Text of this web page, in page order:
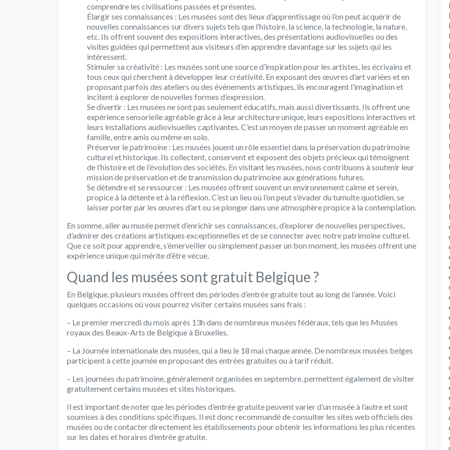
comprendre les civilisations passées et présentes.
Élargir ses connaissances : Les musées sont des lieux d’apprentissage où l’on peut acquérir de
nouvelles connaissances sur divers sujets tels que l’histoire, la science, la technologie, la nature,
etc. Ils offrent souvent des expositions interactives, des présentations audiovisuelles ou des
visites guidées qui permettent aux visiteurs d’en apprendre davantage sur les sujets qui les
intéressent.
Stimuler sa créativité : Les musées sont une source d’inspiration pour les artistes, les écrivains et
tous ceux qui cherchent à développer leur créativité. En exposant des œuvres d’art variées et en
proposant parfois des ateliers ou des événements artistiques, ils encouragent l’imagination et
incitent à explorer de nouvelles formes d’expression.
Se divertir : Les musées ne sont pas seulement éducatifs, mais aussi divertissants. Ils offrent une
expérience sensorielle agréable grâce à leur architecture unique, leurs expositions interactives et
leurs installations audiovisuelles captivantes. C’est un moyen de passer un moment agréable en
famille, entre amis ou même en solo.
Préserver le patrimoine : Les musées jouent un rôle essentiel dans la préservation du patrimoine
culturel et historique. Ils collectent, conservent et exposent des objets précieux qui témoignent
de l’histoire et de l’évolution des sociétés. En visitant les musées, nous contribuons à soutenir leur
mission de préservation et de transmission du patrimoine aux générations futures.
Se détendre et se ressourcer : Les musées offrent souvent un environnement calme et serein,
propice à la détente et à la réflexion. C’est un lieu où l’on peut s’évader du tumulte quotidien, se
laisser porter par les œuvres d’art ou se plonger dans une atmosphère propice à la contemplation.
En somme, aller au musée permet d’enrichir ses connaissances, d’explorer de nouvelles perspectives,
d’admirer des créations artistiques exceptionnelles et de se connecter avec notre patrimoine culturel.
Que ce soit pour apprendre, s’émerveiller ou simplement passer un bon moment, les musées offrent une
expérience unique qui mérite d’être vécue.
Quand les musées sont gratuit Belgique ?
En Belgique, plusieurs musées offrent des périodes d’entrée gratuite tout au long de l’année. Voici
quelques occasions où vous pourrez visiter certains musées sans frais :
– Le premier mercredi du mois après 13h dans de nombreux musées fédéraux, tels que les Musées
royaux des Beaux-Arts de Belgique à Bruxelles.
– La Journée internationale des musées, qui a lieu le 18 mai chaque année. De nombreux musées belges
participent à cette journée en proposant des entrées gratuites ou à tarif réduit.
– Les journées du patrimoine, généralement organisées en septembre, permettent également de visiter
gratuitement certains musées et sites historiques.
Il est important de noter que les périodes d’entrée gratuite peuvent varier d’un musée à l’autre et sont
soumises à des conditions spécifiques. Il est donc recommandé de consulter les sites web officiels des
musées ou de contacter directement les établissements pour obtenir les informations les plus récentes
sur les dates et horaires d’entrée gratuite.